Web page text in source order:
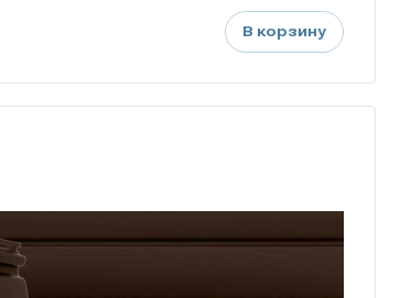
В корзину